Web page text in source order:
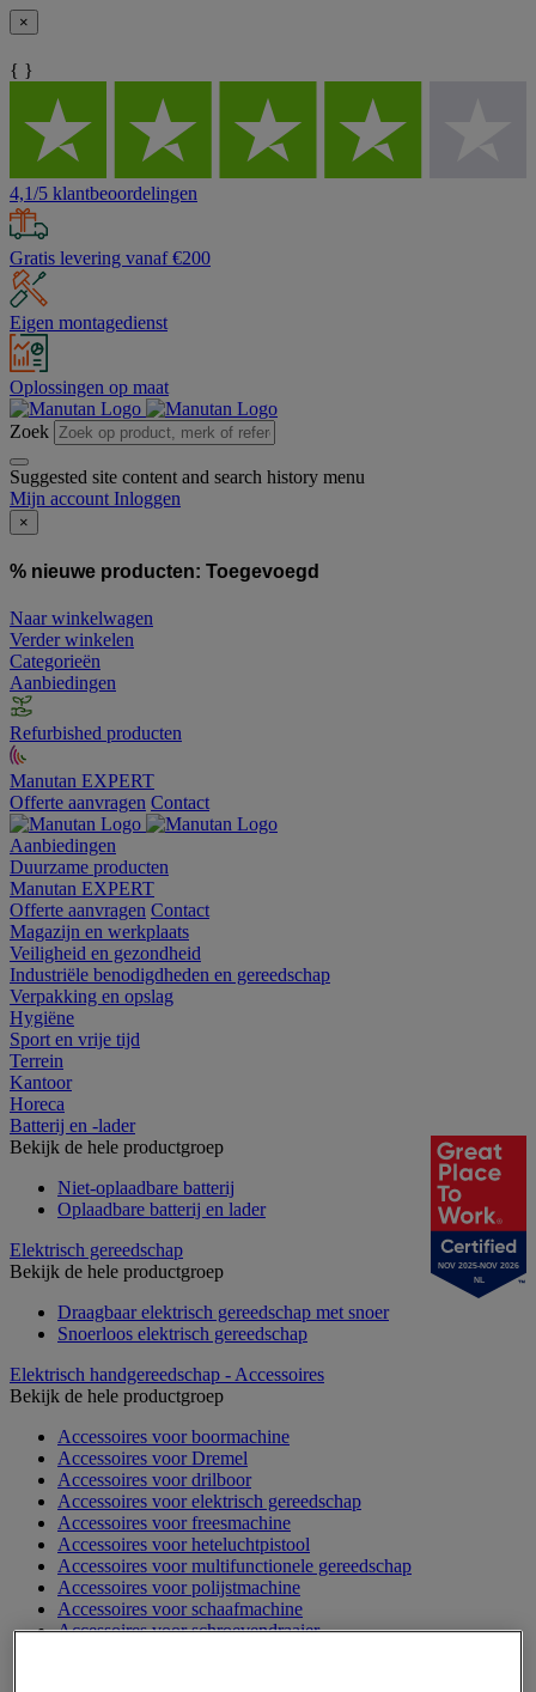
×
{ }
4,1/5 klantbeoordelingen
Gratis levering vanaf €200
Eigen montagedienst
Oplossingen op maat
Zoek
Suggested site content and search history menu
Mijn account Inloggen
×
% nieuwe producten: Toegevoegd
Naar winkelwagen
Verder winkelen
Categorieën
Aanbiedingen
Refurbished producten
Manutan EXPERT
Offerte aanvragen Contact
Aanbiedingen
Duurzame producten
Manutan EXPERT
Offerte aanvragen Contact
Magazijn en werkplaats
Veiligheid en gezondheid
Industriële benodigdheden en gereedschap
Verpakking en opslag
Hygiëne
Sport en vrije tijd
Terrein
Kantoor
Horeca
Batterij en -lader
Bekijk de hele productgroep
Niet-oplaadbare batterij
Oplaadbare batterij en lader
Elektrisch gereedschap
Bekijk de hele productgroep
Draagbaar elektrisch gereedschap met snoer
Snoerloos elektrisch gereedschap
Elektrisch handgereedschap - Accessoires
Bekijk de hele productgroep
Accessoires voor boormachine
Accessoires voor Dremel
Accessoires voor drilboor
Accessoires voor elektrisch gereedschap
Accessoires voor freesmachine
Accessoires voor heteluchtpistool
Accessoires voor multifunctionele gereedschap
Accessoires voor polijstmachine
Accessoires voor schaafmachine
Accessoires voor schroevendraaier
NOV 2025-NOV 2026
NL